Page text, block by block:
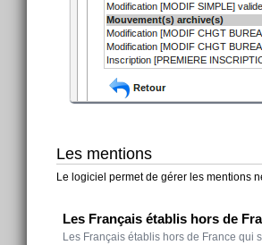
Les mentions
Le logiciel permet de gérer les mentions
Les Français établis hors de
Les Français établis hors de France qui